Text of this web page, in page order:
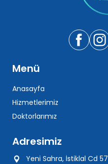
Menü
Anasayfa
Hizmetlerimiz
Doktorlarımız
Adresimiz
Yeni Sahra, İstiklal Cd